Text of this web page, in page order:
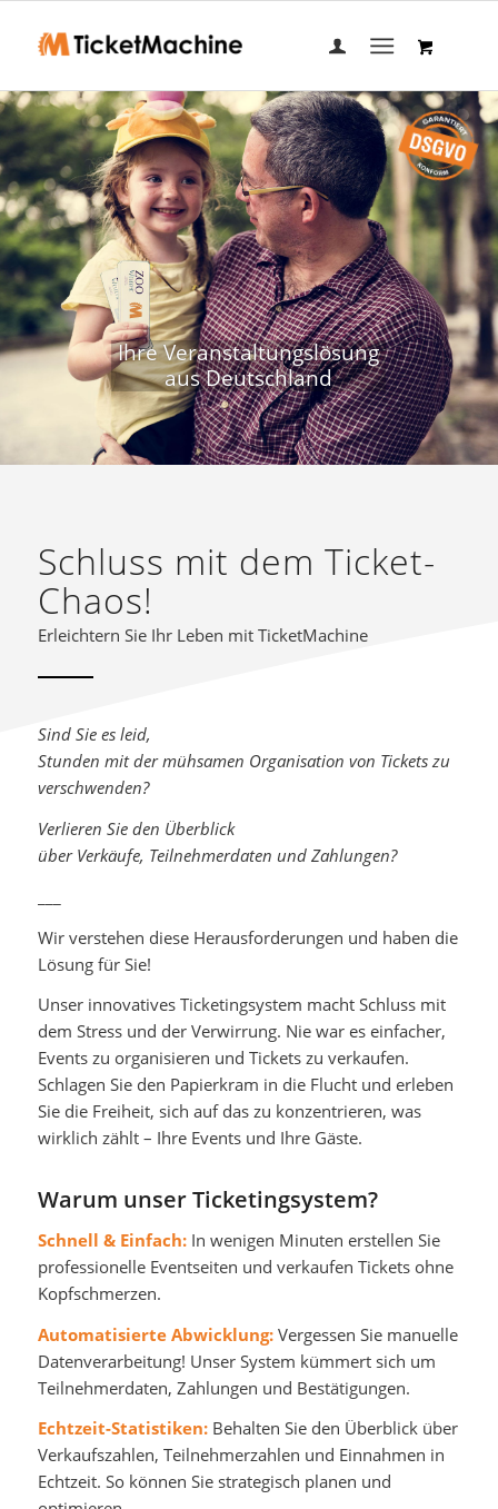
Ihre Veranstaltungslösung
aus Deutschland
Schluss mit dem Ticket-
Chaos!
Erleichtern Sie Ihr Leben mit TicketMachine
Sind Sie es leid,
Stunden mit der mühsamen Organisation von Tickets zu
verschwenden?
Verlieren Sie den Überblick
über Verkäufe, Teilnehmerdaten und Zahlungen?
Wir verstehen diese Herausforderungen und haben die
Lösung für Sie!
Unser innovatives Ticketingsystem macht Schluss mit
dem Stress und der Verwirrung. Nie war es einfacher,
Events zu organisieren und Tickets zu verkaufen.
Schlagen Sie den Papierkram in die Flucht und erleben
Sie die Freiheit, sich auf das zu konzentrieren, was
wirklich zählt – Ihre Events und Ihre Gäste.
Warum unser Ticketingsystem?
Schnell & Einfach:In wenigen Minuten erstellen Sie
professionelle Eventseiten und verkaufen Tickets ohne
Kopfschmerzen.
Automatisierte Abwicklung:Vergessen Sie manuelle
Datenverarbeitung! Unser System kümmert sich um
Teilnehmerdaten, Zahlungen und Bestätigungen.
Echtzeit-Statistiken:Behalten Sie den Überblick über
Verkaufszahlen, Teilnehmerzahlen und Einnahmen in
Echtzeit. So können Sie strategisch planen und